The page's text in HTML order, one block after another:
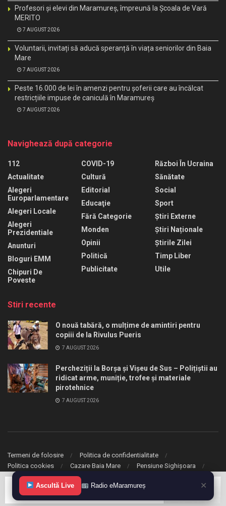
Profesori și elevi din Maramureș, împreună la Școala de Vară
MERITO
7 AUGUST 2026
Voluntarii, invitați să aducă speranță în viața seniorilor din Baia
Mare
7 AUGUST 2026
Peste 16.000 de lei în amenzi pentru șoferii care au încălcat
restricțiile impuse de caniculă în Maramureș
7 AUGUST 2026
Navighează după categorie
112
Actualitate
Alegeri
Europarlamentare
Alegeri Locale
Alegeri
Prezidentiale
Anunturi
Bloguri EMM
Chipuri De
Poveste
COVID-19
Cultură
Editorial
Educaţie
Fără Categorie
Monden
Opinii
Politică
Publicitate
Război În Ucraina
Sănătate
Social
Sport
Știri Externe
Știri Naționale
Știrile Zilei
Timp Liber
Utile
Stiri recente
O nouă tabără, o mulțime de amintiri pentru
copiii de la Rivulus Pueris
7 AUGUST 2026
Percheziții la Borșa și Vișeu de Sus – Polițiștii au
ridicat arme, muniție, trofee și materiale
pirotehnice
7 AUGUST 2026
Termeni de folosire
Politica de confidentialitate
Politica cookies
Cazare Baia Mare Pensiune Sighișoara
© 2020 eMaramures. Toate drepturile rezervate.
Ascultă Live Radio eMaramureș ✕